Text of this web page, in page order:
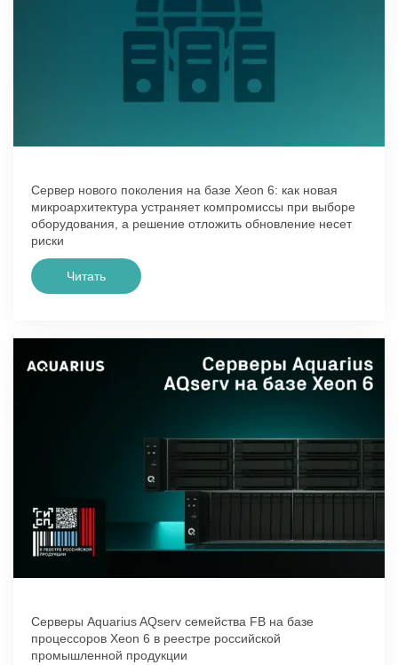
Сервер нового поколения на базе Xeon 6: как новая
микроархитектура устраняет компромиссы при выборе
оборудования, а решение отложить обновление несет
риски
Читать
Серверы Aquarius AQserv семейства FB на базе
процессоров Xeon 6 в реестре российской
промышленной продукции